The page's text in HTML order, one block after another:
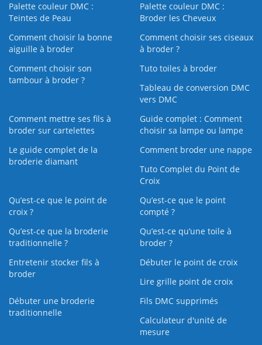
Palette couleur DMC :
Teintes de Peau
Palette couleur DMC :
Broder les Cheveux
Comment choisir la bonne
aiguille à broder
Comment choisir ses ciseaux
à broder ?
Comment choisir son
tambour à broder ?
Tuto toiles à broder
Tableau de conversion DMC
vers DMC
Comment mettre ses fils à
broder sur cartelettes
Guide complet : Comment
choisir sa lampe ou lampe
Le guide complet de la
broderie diamant
Comment broder une nappe
Tuto Complet du Point de
Croix
Qu’est-ce que le point de
croix ?
Qu’est-ce que le point
compté ?
Qu’est-ce que la broderie
traditionnelle ?
Qu’est‑ce qu’une toile à
broder ?
Entretenir stocker fils à
broder
Débuter le point de croix
Lire grille point de croix
Débuter une broderie
traditionnelle
Fils DMC supprimés
Calculateur d'unité de
mesure